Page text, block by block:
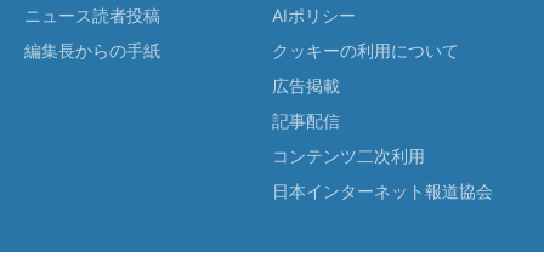
ニュース読者投稿
編集長からの手紙
AIポリシー
クッキーの利用について
広告掲載
記事配信
コンテンツ二次利用
日本インターネット報道協会